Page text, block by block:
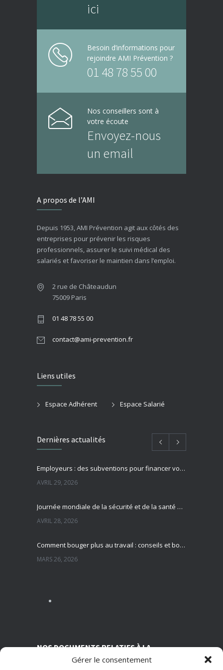
Gérer le consentement
ici
Besoin d’informations pour
rejoindre AMI Prévention ?
01 48 78 55 00
Nos conseillers sont à
votre écoute
Envoyez-nous
un email
A propos de l’AMI
Depuis 1953, AMI Prévention agit aux côtés des
entreprises pour prévenir les risques
professionnels, assurer le suivi médical des
salariés et favoriser le maintien dans l’emploi.
2 rue de Châteaudun
75009 Paris
01 48 78 55 00
contact@ami-prevention.fr
Liens utiles
Espace Adhérent Espace Salarié
Dernières actualités
Employeurs : des subventions pour financer vos actions de prévention des risques professionnels
AVRIL 29, 2026
Journée mondiale de la sécurité et de la santé au travail : focus sur la prévention des risques professionnels
AVRIL 28, 2026
Comment bouger plus au travail : conseils et bonnes pratiques pour préserver sa santé
MARS 26, 2026
MARS 13, 2026
NOS DOCUMENTS RELATIFS À LA
TRANSPARENCE SUR NOS CONDITIONS